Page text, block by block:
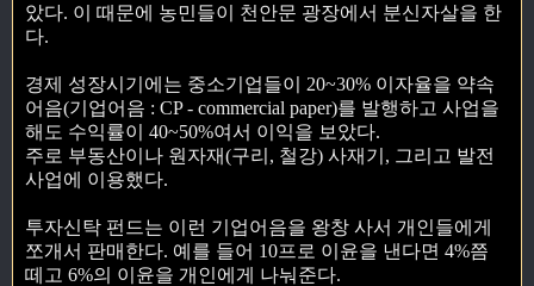
았다. 이 때문에 농민들이 천안문 광장에서 분신자살을 한
다.
경제 성장시기에는 중소기업들이 20~30% 이자율을 약속
어음(기업어음 : CP - commercial paper)를 발행하고 사업을
해도 수익률이 40~50%여서 이익을 보았다.
주로 부동산이나 원자재(구리, 철강) 사재기, 그리고 발전
사업에 이용했다.
투자신탁 펀드는 이런 기업어음을 왕창 사서 개인들에게
쪼개서 판매한다. 예를 들어 10프로 이윤을 낸다면 4%쯤
떼고 6%의 이윤을 개인에게 나눠준다.